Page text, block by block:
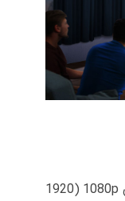
بنکیو TH685i دارای رزولوشن اصلی 1080p (1920